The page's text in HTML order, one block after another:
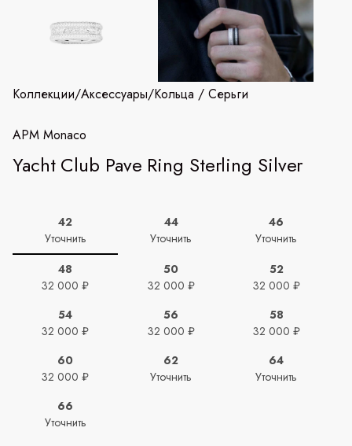
Коллекции/Аксессуары/Кольца / Серьги
APM Monaco
Yacht Club Pave Ring Sterling Silver
42
Уточнить
44
Уточнить
46
Уточнить
48
32 000 ₽
50
32 000 ₽
52
32 000 ₽
54
32 000 ₽
56
32 000 ₽
58
32 000 ₽
60
32 000 ₽
62
Уточнить
64
Уточнить
66
Уточнить